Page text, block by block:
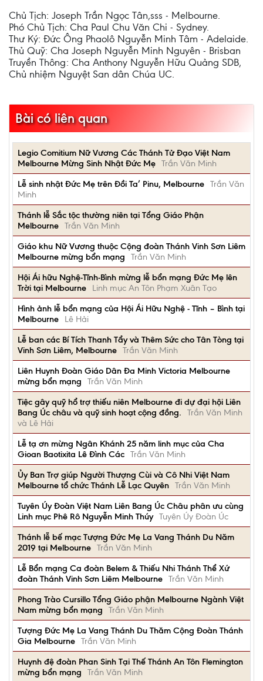
Chủ Tịch: Joseph Trần Ngọc Tân,sss - Melbourne.
Phó Chủ Tịch: Cha Paul Chu Văn Chi - Sydney.
Thư Ký: Đức Ông Phaolô Nguyễn Minh Tâm - Adelaide.
Thủ Quỹ: Cha Joseph Nguyễn Minh Nguyên - Brisban
Truyền Thông: Cha Anthony Nguyễn Hữu Quảng SDB,
Chủ nhiệm Nguyệt San dân Chúa UC.
Bài có liên quan
Legio Comitium Nữ Vương Các Thánh Tử Đạo Việt Nam
Melbourne Mừng Sinh Nhật Đức Mẹ Trần Văn Minh
Lễ sinh nhật Đức Mẹ trên Đồi Ta’ Pinu, Melbourne Trần Văn
Minh
Thánh lễ Sắc tộc thường niên tại Tổng Giáo Phận
Melbourne Trần Văn Minh
Giáo khu Nữ Vương thuộc Cộng đoàn Thánh Vinh Sơn Liêm
Melbourne mừng bổn mạng
Trần Văn Minh
Hội Ái hữu Nghệ-Tĩnh-Bình mừng lễ bổn mạng Đức Mẹ lên
Trời tại Melbourne
Linh mục An Tôn Phạm Xuân Tạo
Hình ảnh lễ bổn mạng của Hội Ái Hữu Nghệ - Tĩnh – Bình tại
Melbourne
Lê Hải
Lễ ban các Bí Tích Thanh Tẩy và Thêm Sức cho Tân Tòng tại
Vinh Sơn Liêm, Melbourne Trần Văn Minh
Liên Huynh Đoàn Giáo Dân Đa Minh Victoria Melbourne
mừng bổn mạng
Trần Văn Minh
Tiệc gây quỹ hổ trợ thiếu niên Melbourne đi dự đại hội Liên
Bang Úc châu và quỹ sinh hoạt cộng đồng.
Trần Văn Minh
và Lê Hải
Lễ tạ ơn mừng Ngân Khánh 25 năm linh mục của Cha
Gioan Baotixita Lê Đình Các Trần Văn Minh
Ủy Ban Trợ giúp Người Thượng Cùi và Cô Nhi Việt Nam
Melbourne tổ chức Thánh Lễ Lạc Quyên Trần Văn Minh
Tuyên Úy Đoàn Việt Nam Liên Bang Úc Châu phân ưu cùng
Linh mục Phê Rô Nguyễn Minh Thúy Tuyên Úy Đoàn Úc
Thánh lễ bế mạc Tượng Đức Mẹ La Vang Thánh Du Năm
2019 tại Melbourne Trần Văn Minh
Lễ Bổn mạng Ca đoàn Belem & Thiếu Nhi Thánh Thể Xứ
đoàn Thánh Vinh Sơn Liêm Melbourne Trần Văn Minh
Phong Trào Cursillo Tổng Giáo phận Melbourne Ngành Việt
Nam mừng bổn mạng
Trần Văn Minh
Tượng Đức Mẹ La Vang Thánh Du Thăm Cộng Đoàn Thánh
Gia Melbourne Trần Văn Minh
Huynh đệ đoàn Phan Sinh Tại Thế Thánh An Tôn Flemington
mừng bổn mạng
Trần Văn Minh